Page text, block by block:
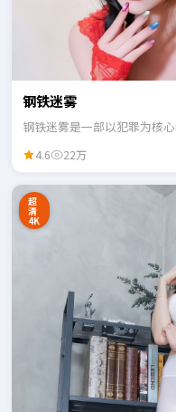
钢铁迷雾
钢铁迷雾是一部以犯罪为核
4.6 22万
超
清
4K